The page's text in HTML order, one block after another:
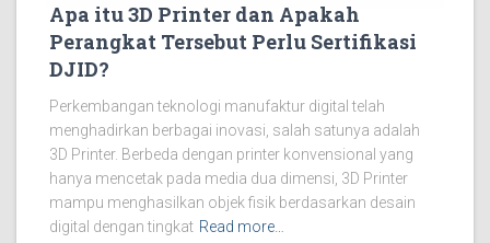
Apa itu 3D Printer dan Apakah
Perangkat Tersebut Perlu Sertifikasi
DJID?
Perkembangan teknologi manufaktur digital telah
menghadirkan berbagai inovasi, salah satunya adalah
3D Printer. Berbeda dengan printer konvensional yang
hanya mencetak pada media dua dimensi, 3D Printer
mampu menghasilkan objek fisik berdasarkan desain
digital dengan tingkat Read more…